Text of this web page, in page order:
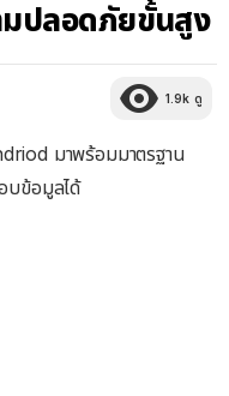
มปลอดภัยขั้นสูง
1.9k ดู
มาพร้อมมาตรฐาน
บข้อมูลได้